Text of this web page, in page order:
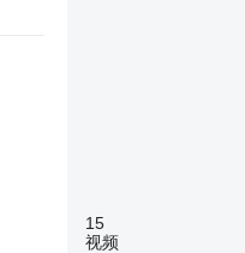
15
视频